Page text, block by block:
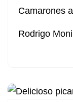
Camarones
Rodrigo Moni